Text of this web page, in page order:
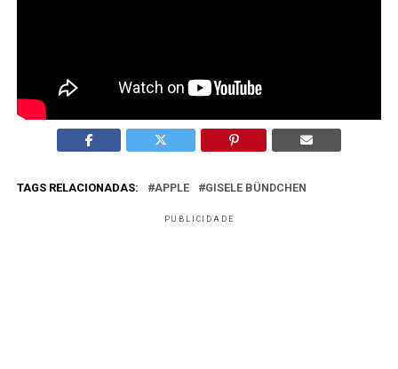
TAGS RELACIONADAS: APPLE GISELE BÜNDCHEN
PUBLICIDADE